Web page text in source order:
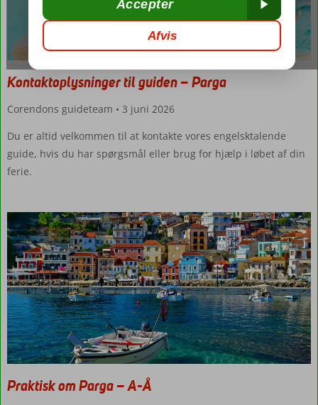
Kontaktoplysninger til guiden – Parga
Corendons guideteam
3 juni 2026
Du er altid velkommen til at kontakte vores engelsktalende
guide, hvis du har spørgsmål eller brug for hjælp i løbet af din
ferie.
Praktisk om Parga – A-Å